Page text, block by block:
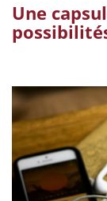
Une